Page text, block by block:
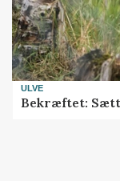
ULVE
Bekræftet: